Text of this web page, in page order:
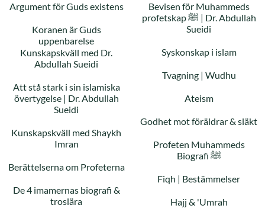
Argument för Guds existens
Bevisen för Muhammeds
profetskap ﷺ | Dr. Abdullah
Sueidi
Koranen är Guds
uppenbarelse
Syskonskap i islam
Kunskapskväll med Dr.
Abdullah Sueidi
Tvagning | Wudhu
Att stå stark i sin islamiska
övertygelse | Dr. Abdullah
Sueidi
Ateism
Godhet mot föräldrar & släkt
Kunskapskväll med Shaykh
Imran
Profeten Muhammeds
Biografi ﷺ
Berättelserna om Profeterna
Fiqh | Bestämmelser
De 4 imamernas biografi &
troslära
Hajj & 'Umrah